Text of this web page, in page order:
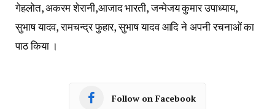
गेहलोत, अकरम शेरानी,आजाद भारती, जन्मेजय कुमार उपाध्याय,
सुभाष यादव, रामचन्द्र फुहार, सुभाष यादव आदि ने अपनी रचनाओं का
पाठ किया ।
Follow on Facebook